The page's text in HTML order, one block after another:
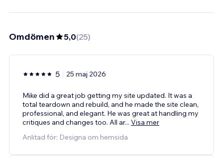
Omdömen 5,0(25)
5 25 maj 2026
Mike did a great job getting my site updated. It was a
total teardown and rebuild, and he made the site clean,
professional, and elegant. He was great at handling my
critiques and changes too. All ar... Visa mer
Anlitad för: Designa om hemsida